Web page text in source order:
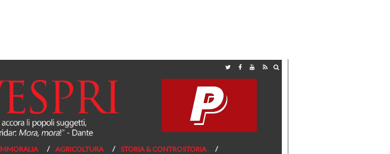
AGRICOLTURA
STORIA & CONTROSTORIA